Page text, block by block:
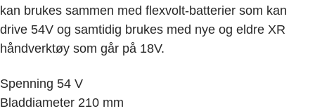
kan brukes sammen med flexvolt-batterier som kan
drive 54V og samtidig brukes med nye og eldre XR
håndverktøy som går på 18V.
Spenning 54 V
Bladdiameter 210 mm